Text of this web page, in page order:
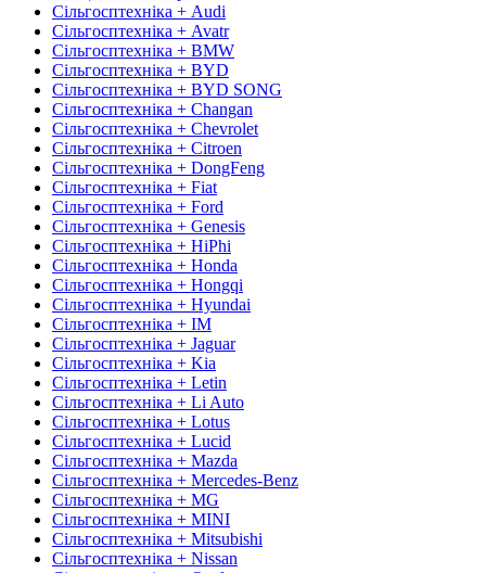
Сільгосптехніка + Audi
Сільгосптехніка + Avatr
Сільгосптехніка + BMW
Сільгосптехніка + BYD
Сільгосптехніка + BYD SONG
Сільгосптехніка + Changan
Сільгосптехніка + Chevrolet
Сільгосптехніка + Citroen
Сільгосптехніка + DongFeng
Сільгосптехніка + Fiat
Сільгосптехніка + Ford
Сільгосптехніка + Genesis
Сільгосптехніка + HiPhi
Сільгосптехніка + Honda
Сільгосптехніка + Hongqi
Сільгосптехніка + Hyundai
Сільгосптехніка + IM
Сільгосптехніка + Jaguar
Сільгосптехніка + Kia
Сільгосптехніка + Letin
Сільгосптехніка + Li Auto
Сільгосптехніка + Lotus
Сільгосптехніка + Lucid
Сільгосптехніка + Mazda
Сільгосптехніка + Mercedes-Benz
Сільгосптехніка + MG
Сільгосптехніка + MINI
Сільгосптехніка + Mitsubishi
Сільгосптехніка + Nissan